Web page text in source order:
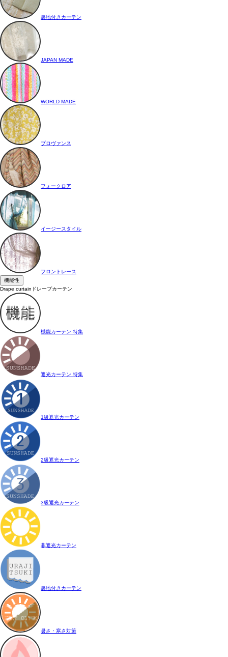
裏地付きカーテン
JAPAN MADE
WORLD MADE
プロヴァンス
フォークロア
イージースタイル
フロントレース
機能性
Drape curtain ドレープカーテン
機能カーテン 特集
遮光カーテン 特集
1級遮光カーテン
2級遮光カーテン
3級遮光カーテン
非遮光カーテン
裏地付きカーテン
暑さ・寒さ対策